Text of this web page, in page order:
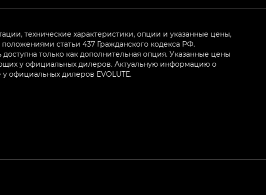
технические характеристики, опции и указанные цены,
статьи 437 Гражданского кодекса РФ.
только как дополнительная опция. Указанные цены
у официальных дилеров. Актуальную информацию о
официальных дилеров EVOLUTE.